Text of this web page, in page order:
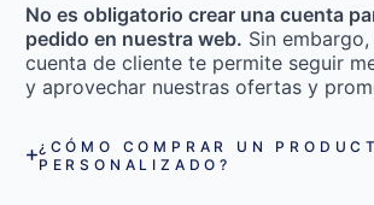
No es obligatorio crear una cuenta
pedido en nuestra web. Sin
cuenta de cliente te permite seguir
y aprovechar nuestras ofertas y
¿CÓMO COMPRAR UN
PERSONALIZADO?